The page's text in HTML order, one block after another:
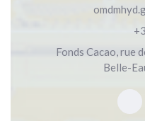
Fonds Cacao, rue
Belle-